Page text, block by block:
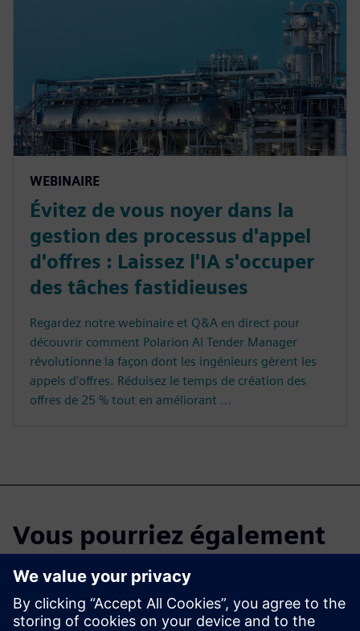
WEBINAIRE
Évitez de vous noyer dans la
gestion des processus d'appel
d'offres : Laissez l'IA s'occuper
des tâches fastidieuses
Regardez notre webinaire et Q&A en direct pour
découvrir comment Polarion AI Tender Manager
révolutionne la façon dont les ingénieurs gèrent les
appels d'offres. Réduisez le temps de création des
offres de 25 % tout en améliorant …
Vous pourriez également
être intéressé par :